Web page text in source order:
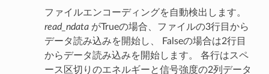
ファイルエンコーディングを自動検出します。
read_ndataがTrueの場合、ファイルの3行目から
データ読み込みを開始し、 Falseの場合は2行目
からデータ読み込みを開始します。 各行はスペ
ース区切りのエネルギーと信号強度の2列データ